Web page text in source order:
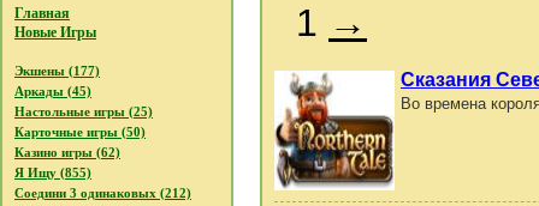
Главная
Новые Игры
Экшены (177)
Аркады (45)
Настольные игры (25)
Карточные игры (50)
Казино игры (62)
Я Ищу (855)
Соедини 3 одинаковых (212)
1 →
Сказания
Во времена